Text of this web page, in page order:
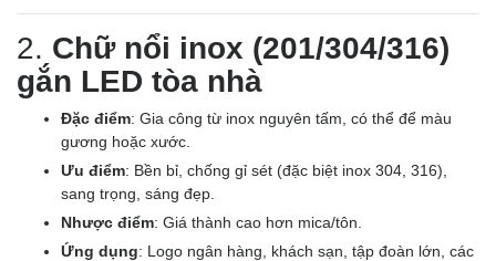
2. Chữ nổi inox (201/304/316)
gắn LED tòa nhà
Đặc điểm: Gia công từ inox nguyên tấm, có thể để màu
gương hoặc xước.
Ưu điểm: Bền bỉ, chống gỉ sét (đặc biệt inox 304, 316),
sang trọng, sáng đẹp.
Nhược điểm: Giá thành cao hơn mica/tôn.
Ứng dụng: Logo ngân hàng, khách sạn, tập đoàn lớn, các